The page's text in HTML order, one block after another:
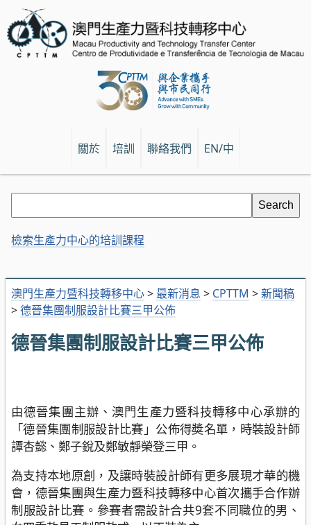
關於 培訓 聯絡我們 EN/中
澳門生產力暨科技轉移中心> 最新消息 > CPTTM >新聞稿
>德晉集團制服設計比賽三甲公佈
德晉集團制服設計比賽三甲公佈
由德晉集團主辦、澳門生產力暨科技轉移中心承辦的
「德晉集團制服設計比賽」公佈得奬名單，時裝設計師
譚杏懿、鄭子銳及鄭敏靜榮登三甲。
為支持本地原創，及讓時裝設計師有更多展現才華的機
會，德晉集團與生產力暨科技轉移中心首次攜手合作辦
制服設計比賽。參賽者需設計合共9套不同職位的男、
檢索生產力中心的培訓課程